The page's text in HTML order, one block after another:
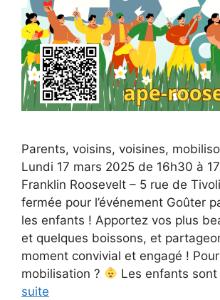
Parents, voisins, voisines,
Lundi 17 mars 2025 de 16h30 à
Franklin Roosevelt – 5 rue de Tivoli
fermée pour l’événement Goûter
les enfants ! Apportez vos plus
et quelques boissons, et
moment convivial et engagé !
mobilisation ?
Les enfants
suite